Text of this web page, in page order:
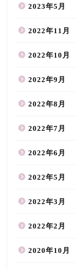
2023年5月
2022年11月
2022年10月
2022年9月
2022年8月
2022年7月
2022年6月
2022年5月
2022年3月
2022年2月
2020年10月